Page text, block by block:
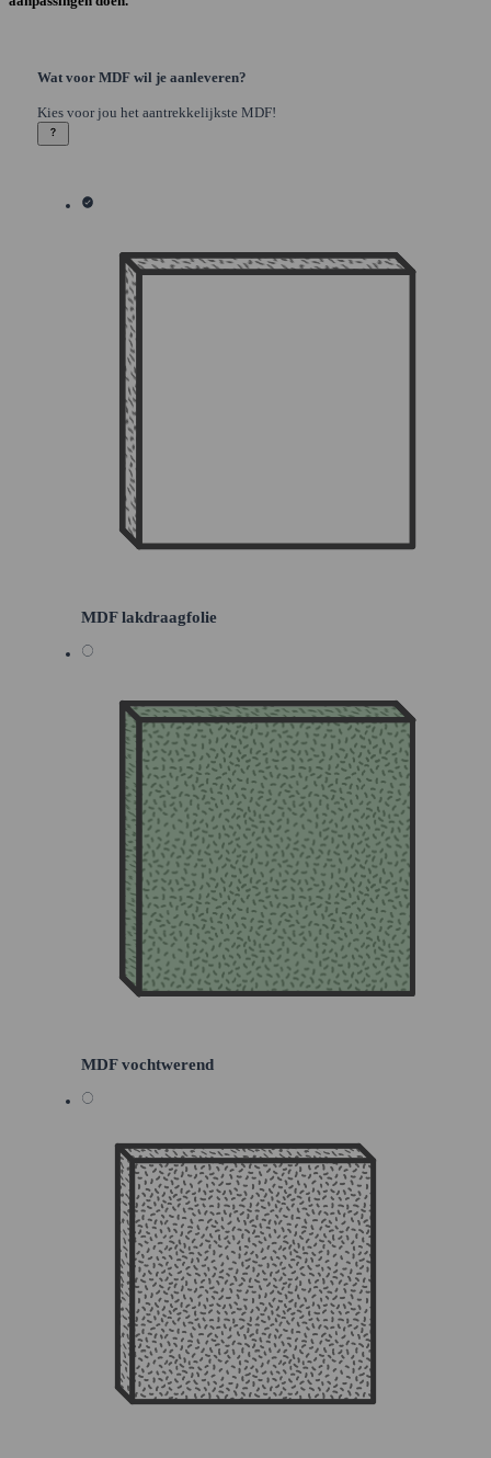
Wat voor MDF wil je aanleveren?
Kies voor jou het aantrekkelijkste MDF!
MDF lakdraagfolie
MDF vochtwerend